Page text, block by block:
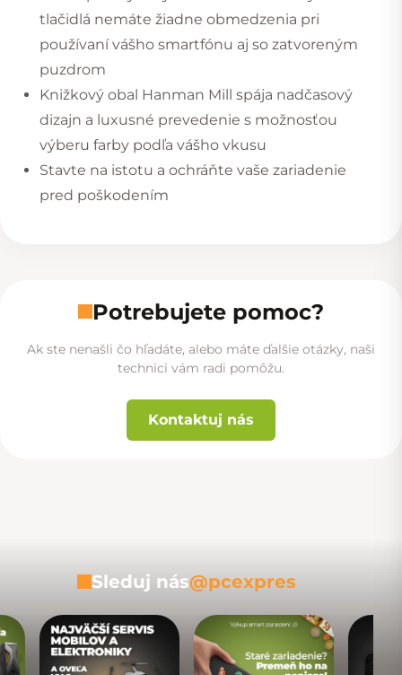
tlačidlá nemáte žiadne obmedzenia pri
používaní vášho smartfónu aj so zatvoreným
puzdrom
Knižkový obal Hanman Mill spája nadčasový
dizajn a luxusné prevedenie s možnosťou
výberu farby podľa vášho vkusu
Stavte na istotu a ochráňte vaše zariadenie
pred poškodením
Potrebujete pomoc?
Ak ste nenašli čo hľadáte, alebo máte ďalšie otázky, naši
technici vám radi pomôžu.
Kontaktuj nás
Sleduj nás@pcexpres